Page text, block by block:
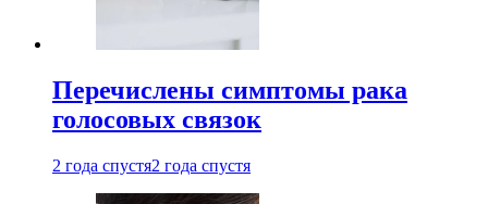
Перечислены симптомы рака
голосовых связок
2 года спустя2 года спустя